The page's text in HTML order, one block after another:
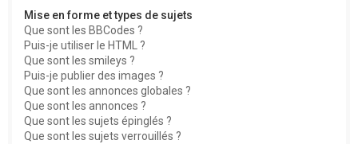
Mise en forme et types de sujets
Que sont les BBCodes ?
Puis-je utiliser le HTML ?
Que sont les smileys ?
Puis-je publier des images ?
Que sont les annonces globales ?
Que sont les annonces ?
Que sont les sujets épinglés ?
Que sont les sujets verrouillés ?